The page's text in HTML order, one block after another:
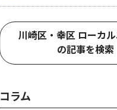
川崎区・幸区 ローカ
の記事を検索
コラム